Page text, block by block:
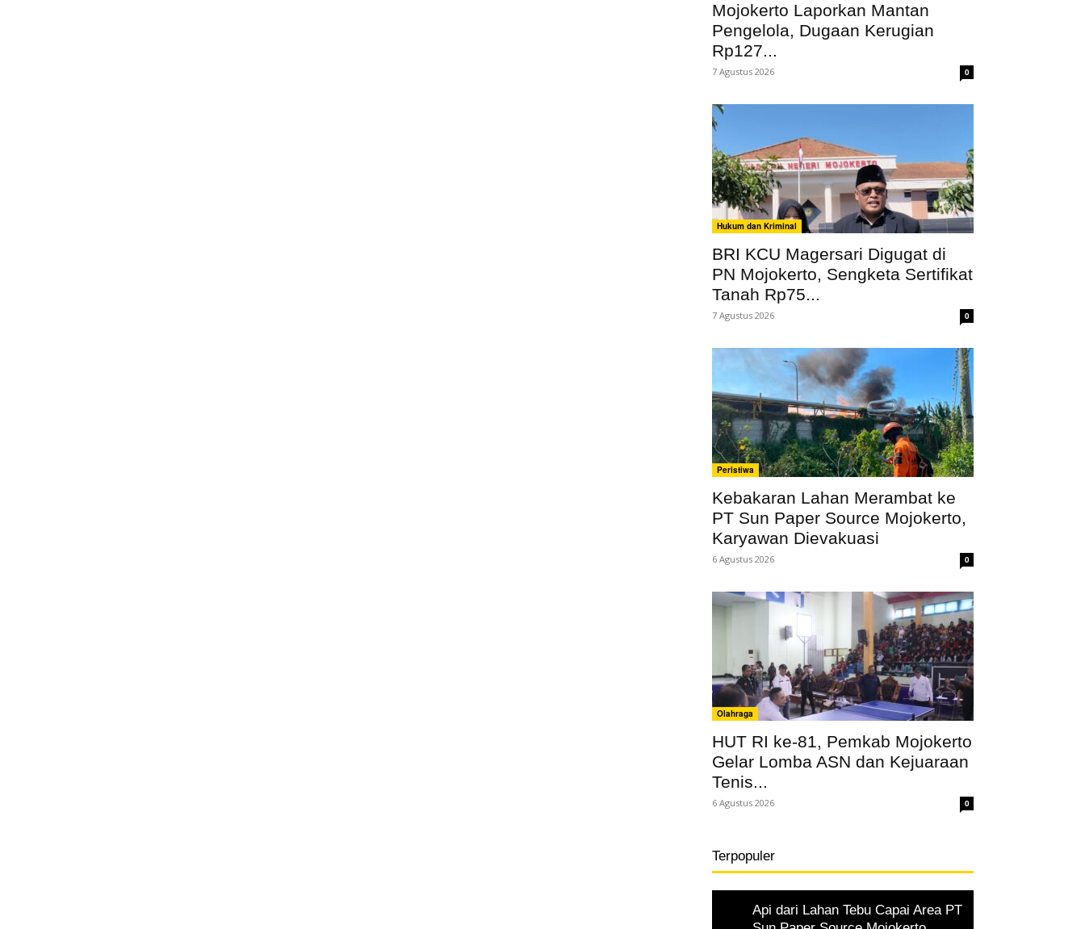
Mojokerto Laporkan Mantan
Pengelola, Dugaan Kerugian
Rp127...
7 Agustus 2026 0
Hukum dan Kriminal
BRI KCU Magersari Digugat di
PN Mojokerto, Sengketa Sertifikat
Tanah Rp75...
7 Agustus 2026 0
Peristiwa
Kebakaran Lahan Merambat ke
PT Sun Paper Source Mojokerto,
Karyawan Dievakuasi
6 Agustus 2026 0
Olahraga
HUT RI ke-81, Pemkab Mojokerto
Gelar Lomba ASN dan Kejuaraan
Tenis...
6 Agustus 2026 0
Terpopuler
Api dari Lahan Tebu Capai Area PT